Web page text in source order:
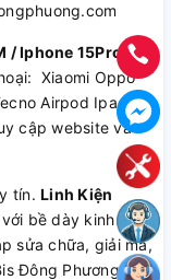
/ Iphone 15Pro
Xiaomi Oppo
Airpod Ipad
cập website và
tín. Linh Kiện
bề dày kinh
sửa chữa, giải mã,
Đông Phương